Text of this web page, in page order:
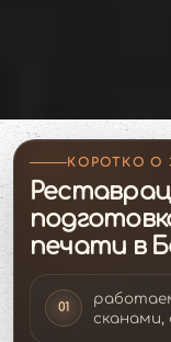
КОРОТКО О
печати в
01